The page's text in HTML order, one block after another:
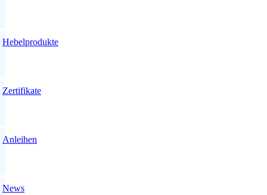
Hebelprodukte
Zertifikate
Anleihen
News